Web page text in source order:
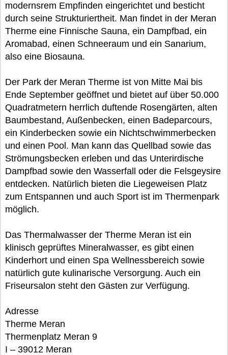
modernsrem Empfinden eingerichtet und besticht
durch seine Strukturiertheit. Man findet in der Meran
Therme eine Finnische Sauna, ein Dampfbad, ein
Aromabad, einen Schneeraum und ein Sanarium,
also eine Biosauna.
Der Park der Meran Therme ist von Mitte Mai bis
Ende September geöffnet und bietet auf über 50.000
Quadratmetern herrlich duftende Rosengärten, alten
Baumbestand, Außenbecken, einen Badeparcours,
ein Kinderbecken sowie ein Nichtschwimmerbecken
und einen Pool. Man kann das Quellbad sowie das
Strömungsbecken erleben und das Unterirdische
Dampfbad sowie den Wasserfall oder die Felsgeysire
entdecken. Natürlich bieten die Liegeweisen Platz
zum Entspannen und auch Sport ist im Thermenpark
möglich.
Das Thermalwasser der Therme Meran ist ein
klinisch geprüftes Mineralwasser, es gibt einen
Kinderhort und einen Spa Wellnessbereich sowie
natürlich gute kulinarische Versorgung. Auch ein
Friseursalon steht den Gästen zur Verfügung.
Adresse
Therme Meran
Thermenplatz Meran 9
I – 39012 Meran